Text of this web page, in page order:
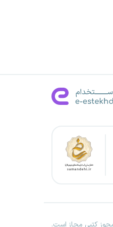
کتبی مجاز است.